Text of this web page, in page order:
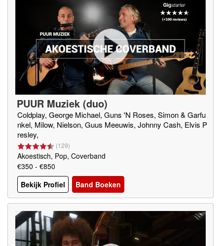
PUUR Muziek (duo)
Coldplay, George Michael, Guns 'N Roses, Simon & Garfu
nkel, Milow, Nielson, Guus Meeuwis, Johnny Cash, Elvis P
resley,
(129)
Akoestisch, Pop, Coverband
€350 - €850
Bekijk Profiel
Band Boeken